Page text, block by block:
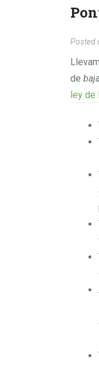
Posted
de
ley de